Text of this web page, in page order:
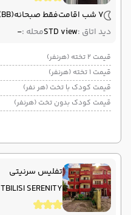
7 شب اقامت فقط صبحانه(BB)
دید اتاق :STD viewمحله :-
قیمت 2 تخته (هرنفر)
قیمت 1 تخته (هرنفر)
قیمت کودک با تخت (هر نفر)
قیمت کودک بدون تخت (هرنفر)
تفلیس سرنیتی
TBILISI SERENITY